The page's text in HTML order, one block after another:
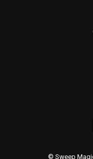
© Sweep